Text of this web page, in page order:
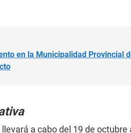
en la Municipalidad Provincial
llevará a cabo del 19 de